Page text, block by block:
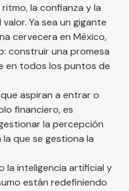
la confianza y la
Ya sea un gigante
cervecera en México,
construir una promesa
en todos los puntos de
aspiran a entrar o
financiero, es
la percepción
que se gestiona la
la inteligencia artificial y
están redefiniendo